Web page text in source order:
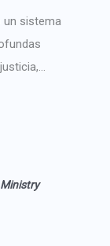
un sistema